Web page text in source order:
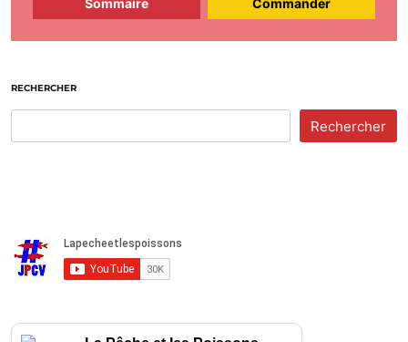
RECHERCHER
Rechercher